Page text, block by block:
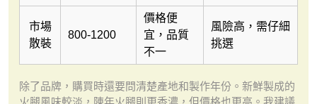
市場
散裝
800-1200
價格便
宜，品質
不一
風險高，需仔細
挑選
除了品牌，購買時還要問清楚產地和製作年份。新鮮製成的
火腿風味較淡，陳年火腿則更香濃，但價格也更高。我建議